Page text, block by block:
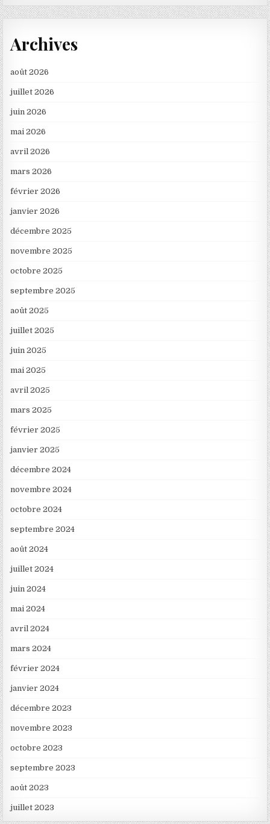
Archives
août 2026
juillet 2026
juin 2026
mai 2026
avril 2026
mars 2026
février 2026
janvier 2026
décembre 2025
novembre 2025
octobre 2025
septembre 2025
août 2025
juillet 2025
juin 2025
mai 2025
avril 2025
mars 2025
février 2025
janvier 2025
décembre 2024
novembre 2024
octobre 2024
septembre 2024
août 2024
juillet 2024
juin 2024
mai 2024
avril 2024
mars 2024
février 2024
janvier 2024
décembre 2023
novembre 2023
octobre 2023
septembre 2023
août 2023
juillet 2023